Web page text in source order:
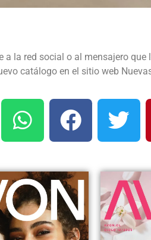
la red social o al mensajero
catálogo en el sitio web